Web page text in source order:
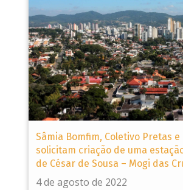
Sâmia Bomfim, Coletivo Pretas
solicitam criação de uma
de César de Sousa – Mogi das
4 de agosto de 2022